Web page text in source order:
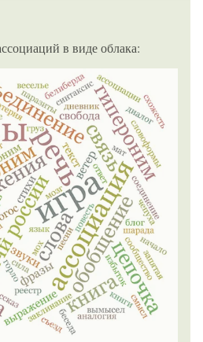
в виде облака: